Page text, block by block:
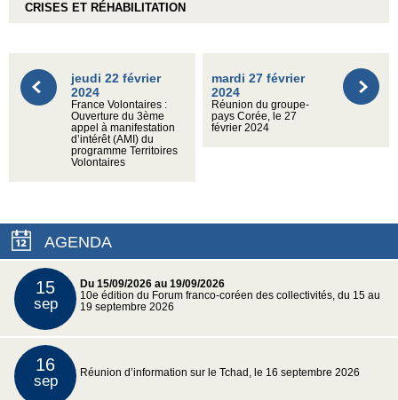
CRISES ET RÉHABILITATION
jeudi 22 février
2024
France Volontaires :
Ouverture du 3ème
appel à manifestation
d’intérêt (AMI) du
programme Territoires
Volontaires
mardi 27 février
2024
Réunion du groupe-
pays Corée, le 27
février 2024
AGENDA
15
sep
Du 15/09/2026 au 19/09/2026
10e édition du Forum franco-coréen des collectivités, du 15 au
19 septembre 2026
16
sep Réunion d’information sur le Tchad, le 16 septembre 2026